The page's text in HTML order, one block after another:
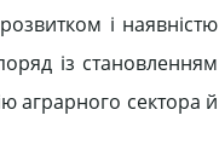
і наявністю
із становленням
аграрного сектора й